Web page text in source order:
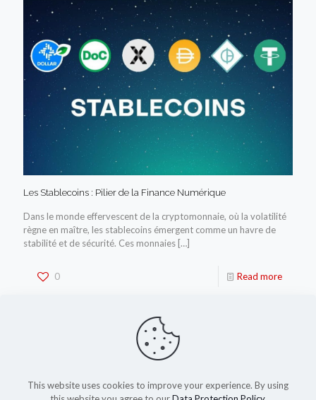
Les Stablecoins : Pilier de la Finance Numérique
Dans le monde effervescent de la cryptomonnaie, où la volatilité
règne en maître, les stablecoins émergent comme un havre de
stabilité et de sécurité. Ces monnaies […]
0 Read more
This website uses cookies to improve your experience. By using